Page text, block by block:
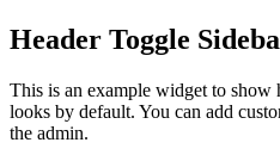
Skip
to
Header Toggle
This is an example widget to show
looks by default. You can add
the admin.